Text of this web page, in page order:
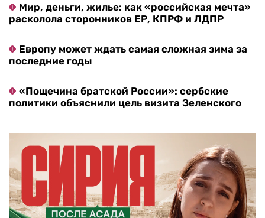
Мир, деньги, жилье: как «российская мечта»
расколола сторонников ЕР, КПРФ и ЛДПР
Европу может ждать самая сложная зима за
последние годы
«Пощечина братской России»: сербские
политики объяснили цель визита Зеленского